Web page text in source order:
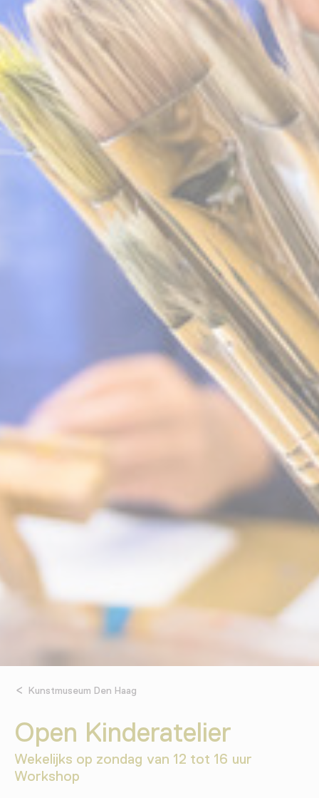
Kunstmuseum Den Haag
Open Kinderatelier
Wekelijks op zondag van 12 tot 16 uur
Workshop